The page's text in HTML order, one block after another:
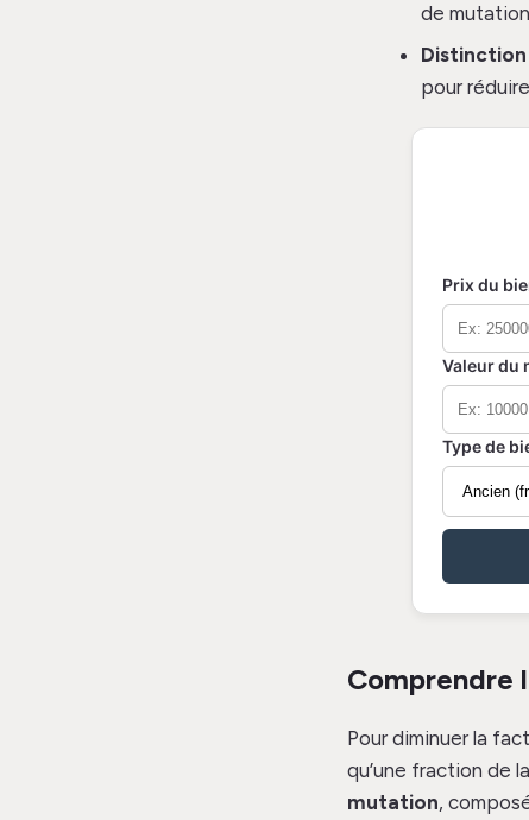
de
Distinction
pour
Prix du
Valeur du
Type de
Comprendre
Pour diminuer la
qu’une fraction de
mutation,